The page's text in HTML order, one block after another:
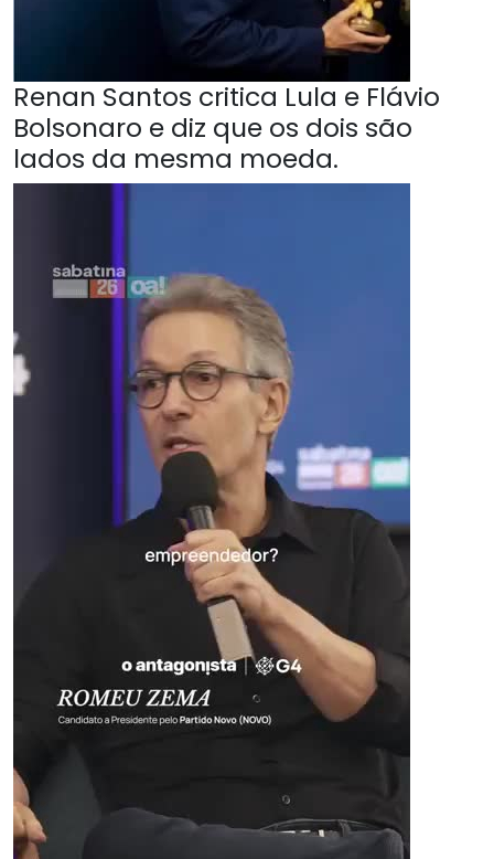
Renan Santos critica Lula e Flávio
Bolsonaro e diz que os dois são
lados da mesma moeda.